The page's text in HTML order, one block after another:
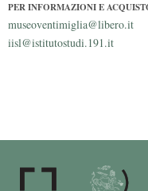
PER INFORMAZIONI E
museoventimiglia@libero.it
iisl@istitutostudi.191.it